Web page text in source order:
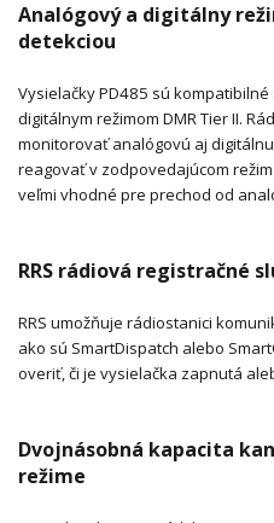
Analógový a digitálny
detekciou
Vysielačky PD485 sú
digitálnym režimom DMR Tier II.
monitorovať analógovú aj
reagovať v zodpovedajúcom
veľmi vhodné pre prechod od
RRS rádiová registračné
RRS umožňuje rádiostanici
ako sú SmartDispatch alebo
overiť, či je vysielačka zapnutá
Dvojnásobná kapacita
režime